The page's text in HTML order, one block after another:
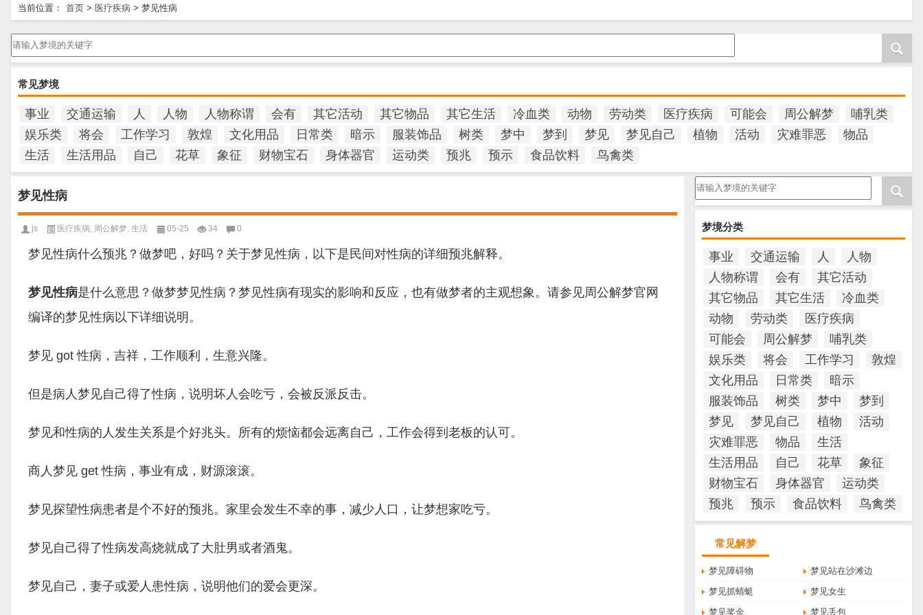
当前位置： 首页 > 医疗疾病 > 梦见性病
请输入梦境的关键字
常见梦境
事业 交通运输 人 人物 人物称谓 会有 其它活动 其它物品 其它生活 冷血类 动物 劳动类 医疗疾病 可能会 周公解梦
哺乳类
娱乐类
将会 工作学习 敦煌 文化用品 日常类 暗示 服装饰品 树类 梦中 梦到 梦见 梦见自己 植物 活动 灾难罪恶
物品
生活
生活用品 自己 花草 象征 财物宝石 身体器官 运动类 预兆 预示 食品饮料 鸟禽类
请输入梦境的关键字
梦境分类
事业 交通运输 人
人物
人物称谓
会有
其它活动
其它物品
其它生活
冷血类
动物
劳动类
医疗疾病
可能会
周公解梦
哺乳类
娱乐类
将会 工作学习
敦煌
文化用品
日常类
暗示
服装饰品
树类 梦中
梦到
梦见
梦见自己 植物
活动
灾难罪恶
物品
生活
生活用品
自己 花草
象征
财物宝石
身体器官
运动类
预兆
预示 食品饮料 鸟禽类
常见解梦
梦见障碍物
梦见站在沙滩边
梦见抓蜻蜓
梦见女生
梦见奖金
梦见丢包
梦见性病
js 医疗疾病, 周公解梦, 生活 05-25 34 0
梦见性病什么预兆？做梦吧，好吗？关于梦见性病，以下是民间对性病的详细预兆解释。
梦见性病是什么意思？做梦梦见性病？梦见性病有现实的影响和反应，也有做梦者的主观想象。请参见周公解梦官网
编译的梦见性病以下详细说明。
梦见 got 性病，吉祥，工作顺利，生意兴隆。
但是病人梦见自己得了性病，说明坏人会吃亏，会被反派反击。
梦见和性病的人发生关系是个好兆头。所有的烦恼都会远离自己，工作会得到老板的认可。
商人梦见 get 性病，事业有成，财源滚滚。
梦见探望性病患者是个不好的预兆。家里会发生不幸的事，减少人口，让梦想家吃亏。
梦见自己得了性病发高烧就成了大肚男或者酒鬼。
梦见自己，妻子或爱人患性病，说明他们的爱会更深。